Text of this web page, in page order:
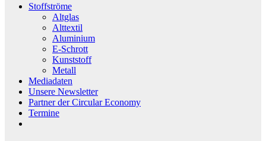
Stoffströme
Altglas
Alttextil
Aluminium
E-Schrott
Kunststoff
Metall
Mediadaten
Unsere Newsletter
Partner der Circular Economy
Termine